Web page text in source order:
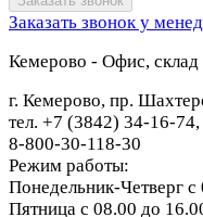
Заказать звонок у
Кемерово - Офис, склад
г. Кемерово, пр.
тел. +7 (3842) 34-16-
8-800-30-118-30
Режим работы:
Понедельник-Четверг
Пятница с 08.00 до